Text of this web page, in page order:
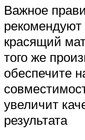
Важное
рекомендуют
красящий
того же
обеспечите
увеличит
результата